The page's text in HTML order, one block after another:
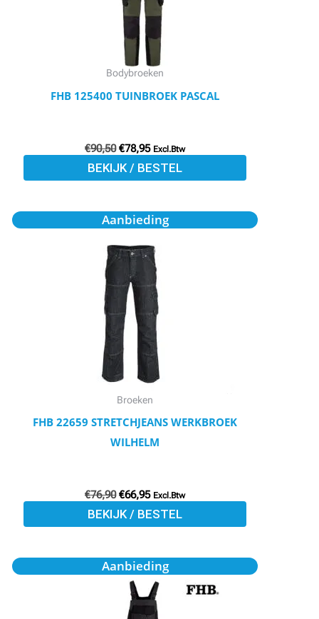
Bodybroeken
FHB 125400 TUINBROEK PASCAL
€90,50 €78,95 Excl.Btw
BEKIJK / BESTEL
optie
kan
gekozen
worden
Aanbieding
Broeken
FHB 22659 STRETCHJEANS WERKBROEK
WILHELM
€76,90
Oorspronkelijke
prijs
€76,90.
€66,95
Huidige
prijs
€66,95.
Excl.Btw
BEKIJK / BESTEL
Dit
heeft
meerdere
variaties.
Deze
optie
kan
gekozen
worden
op
de
Aanbieding
Oorspronkelijke
prijs
was:
€86,40.
Huidige
prijs
is:
€74,75.
Dit
product
heeft